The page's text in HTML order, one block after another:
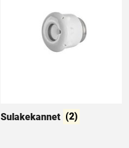
Sulakekannet (2)